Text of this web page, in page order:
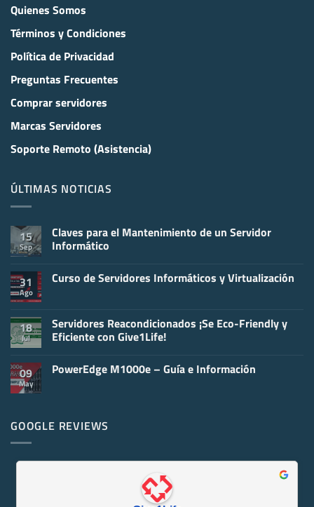
Quienes Somos
Términos y Condiciones
Política de Privacidad
Preguntas Frecuentes
Comprar servidores
Marcas Servidores
Soporte Remoto (Asistencia)
ÚLTIMAS NOTICIAS
15
Sep
Claves para el Mantenimiento de un Servidor
Informático
comentarios
Mantenimiento
de
un
31
Ago
Curso de Servidores Informáticos y Virtualización
en
Curso
de
y
Virtualización
18
Jul
Servidores Reacondicionados ¡Se Eco-Friendly y
Eficiente con Give1Life!
comentarios
Friendly
y
Give1Life!
09
May
PowerEdge M1000e – Guía e Información
PowerEdge
M1000e
Información
GOOGLE REVIEWS